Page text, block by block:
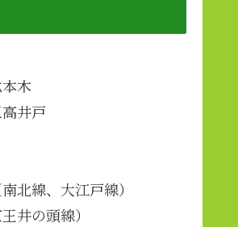
木
井戸
北線、大江戸線）
井の頭線）